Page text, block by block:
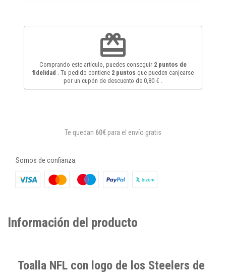
redeem
Comprando este artículo, puedes conseguir 2 puntos de
fidelidad
. Tu pedido contiene 2 puntos que pueden canjearse
por un cupón de descuento de 0,80 €
Te quedan 60€ para el envío gratis
Somos de confianza:
Información del producto
Toalla NFL con logo de los Steelers de